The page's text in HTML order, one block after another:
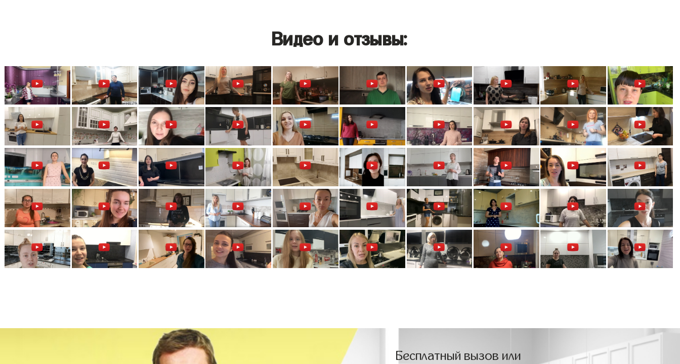
Видео и отзывы:
Бесплатный вызов или